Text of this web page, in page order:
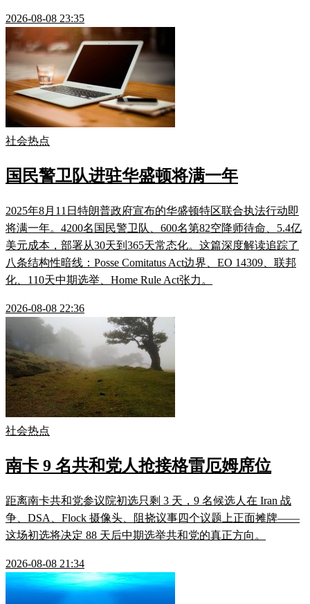
2026-08-08 23:35
社会热点
国民警卫队进驻华盛顿将满一年
2025年8月11日特朗普政府宣布的华盛顿特区联合执法行动即
将满一年。4200名国民警卫队、600名第82空降师待命、5.4亿
美元成本，部署从30天到365天常态化。这篇深度解读追踪了
八条结构性暗线：Posse Comitatus Act边界、EO 14309、联邦
化、110天中期选举、Home Rule Act张力。
2026-08-08 22:36
社会热点
南卡 9 名共和党人抢接格雷厄姆席位
距离南卡共和党参议院初选只剩 3 天，9 名候选人在 Iran 战
争、DSA、Flock 摄像头、阻挠议事四个议题上正面摊牌——
这场初选将决定 88 天后中期选举共和党的真正方向。
2026-08-08 21:34